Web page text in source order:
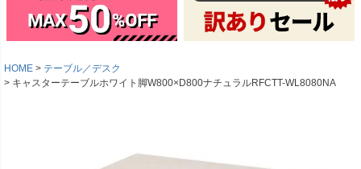
HOME
テーブル／デスク
キャスターテーブルホワイト脚W800×D800ナチュラルRFCTT-WL8080NA